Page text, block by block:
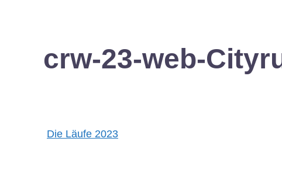
crw-23-web-
Post
Die Läufe 2023